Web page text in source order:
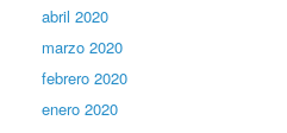
abril 2020
marzo 2020
febrero 2020
enero 2020